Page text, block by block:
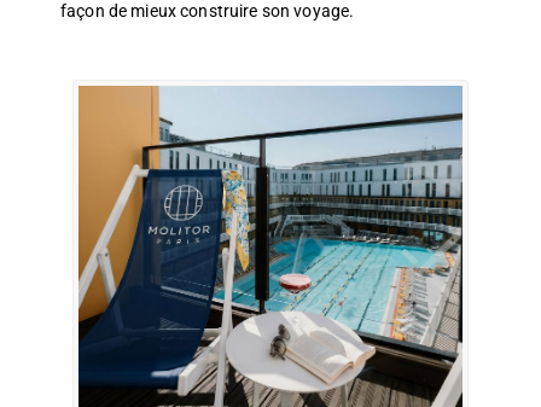
façon de mieux construire son voyage.